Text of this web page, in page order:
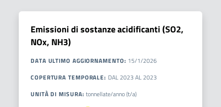
Emissioni di sostanze acidificanti (SO2,
NOx, NH3)
DATA ULTIMO AGGIORNAMENTO: 15/1/2026
COPERTURA TEMPORALE: DAL 2023 AL 2023
UNITÀ DI MISURA: tonnellate/anno (t/a)